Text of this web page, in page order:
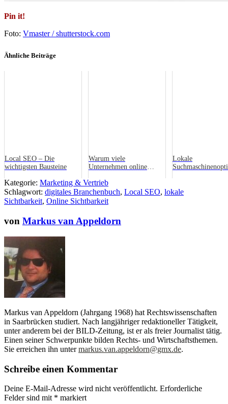
Pin it!
Foto: Vmaster / shutterstock.com
Ähnliche Beiträge
Local SEO – Die
wichtigsten Bausteine
Warum viele
Unternehmen online
trotzdem keine Anfragen
bekommen
Lokale
Unternehmen
Kategorie: Marketing & Vertrieb
Schlagwort: digitales Branchenbuch, Local SEO, lokale
Sichtbarkeit, Online Sichtbarkeit
von Markus van Appeldorn
Markus van Appeldorn (Jahrgang 1968) hat Rechtswissenschaften
in Saarbrücken studiert. Nach langjähriger redaktioneller Tätigkeit,
unter anderem bei der BILD-Zeitung, ist er als freier Journalist tätig.
Einen seiner Schwerpunkte bilden Rechts- und Wirtschaftsthemen.
Sie erreichen ihn untermarkus.van.appeldorn@gmx.de.
Schreibe einen Kommentar
Deine E-Mail-Adresse wird nicht veröffentlicht. Erforderliche
Felder sind mit * markiert